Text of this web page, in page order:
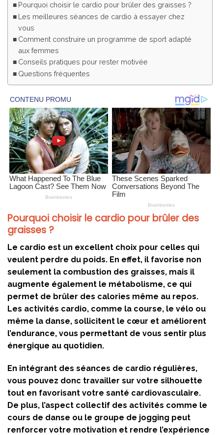
Pourquoi choisir le cardio pour brûler des graisses ?
Les meilleures séances de cardio à essayer chez
vous
Comment construire un programme de sport adapté
aux femmes
Conseils pratiques pour rester motivée
Questions fréquentes
Pourquoi choisir le cardio pour brûler des
graisses ?
Le cardio est un excellent choix pour celles qui
veulent perdre du poids. En effet, il favorise non
seulement la combustion des graisses, mais il
augmente également le métabolisme, ce qui
permet de brûler des calories même au repos.
Les activités cardio, comme la course, le vélo ou
même la danse, sollicitent le cœur et améliorent
l’endurance, vous permettant de vous sentir plus
énergique au quotidien.
En intégrant des séances de cardio régulières,
vous pouvez donc travailler sur votre silhouette
tout en favorisant votre santé cardiovasculaire.
De plus, l’aspect collectif des activités comme le
cours de danse ou le groupe de jogging peut
renforcer votre motivation et rendre l’expérience